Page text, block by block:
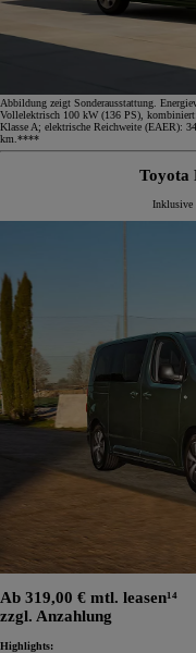
Abbildung zeigt Sonderausstattung.
Vollelektrisch 100 kW (136 PS),
Klasse A; elektrische Reichweite (EAER):
km.****
Toyota
Inklusive
Ab 319,00 € mtl. leasen¹⁴
zzgl. Anzahlung
Highlights: